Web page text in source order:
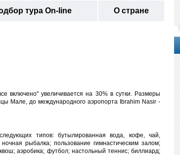
тура On-line О стране
включено" увеличивается на 30% в сутки. Размеры
Мале, до международного аэропорта Ibrahim Nasir -
типов: бутылированная вода, кофе, чай,
рыбалка; пользование гимнастическим залом;
аэробика; футбол; настольный теннис; биллиард;